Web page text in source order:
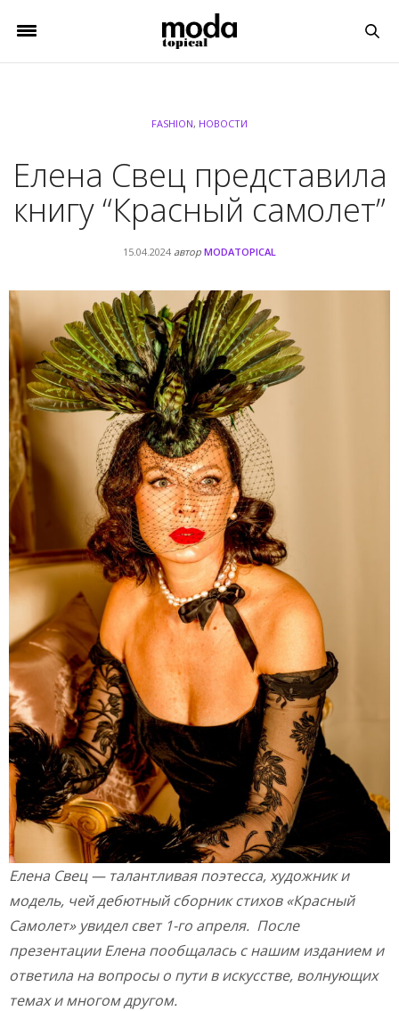
FASHION, НОВОСТИ
Елена Свец представила
книгу “Красный самолет”
15.04.2024 автор MODATOPICAL
Елена Свец — талантливая поэтесса, художник и
модель, чей дебютный сборник стихов «Красный
Самолет» увидел свет 1-го апреля. После
презентации Елена пообщалась с нашим изданием и
ответила на вопросы о пути в искусстве, волнующих
темах и многом другом.